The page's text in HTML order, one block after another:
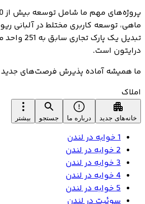
ماهی، توسعه کاربری مختلط در آلبانی
تبدیل یک
درایتون است.
ما همیشه آماده پذیرش فرصت‌های
املاک
خانه‌های جدید درباره ما جستجو بیشتر
1 خوابه در لندن
2 خوابه در لندن
3 خوابه در لندن
4 خوابه در لندن
5 خوابه در لندن
سوئیت در لندن